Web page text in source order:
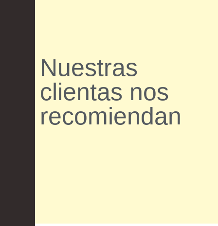
Nuestras
clientas nos
recomiendan